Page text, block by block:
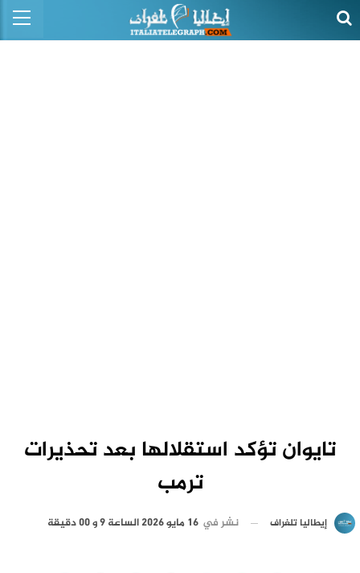
تايوان تؤكد استقلالها بعد تحذيرات
ترمب
إيطاليا تلغراف نشر في 16 مايو 2026 الساعة 9 و 00 دقيقة